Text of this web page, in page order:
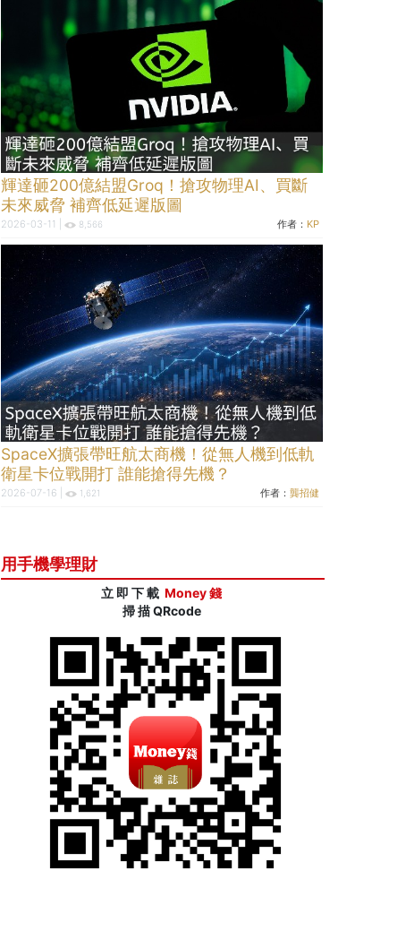
輝達砸200億結盟Groq！搶攻物理AI、買斷
未來威脅 補齊低延遲版圖
2026-03-11 | 8,566 作者： KP
SpaceX擴張帶旺航太商機！從無人機到低軌
衛星卡位戰開打 誰能搶得先機？
2026-07-16 | 1,621 作者：龔招健
用手機學理財
立 即 下 載 Money 錢
掃 描 QRcode